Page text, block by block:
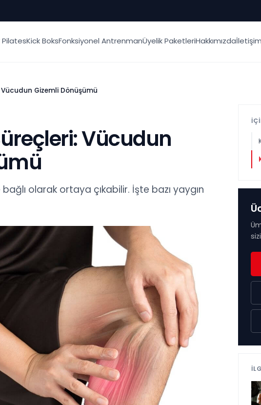
Kick BoksFonksiyonel AntrenmanÜyelik PaketleriHakkımızdaİletişim
Vücudun Gizemli Dönüşümü
Vücudun
bağlı olarak ortaya çıkabilir. İşte bazı yaygın